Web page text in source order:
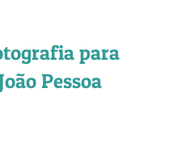
para
Pessoa